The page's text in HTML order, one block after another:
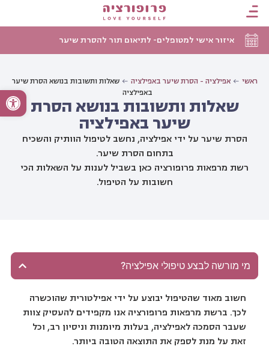
פתח
איזור אישי למטופלים- לתיאום תור להסרת שיער
ראשי אפילציה - הסרת שיער באפילציה
שאלות ותשובות בנושא הסרת שיער
באפילציה
שאלות ותשובות בנושא הסרת
שיער באפילציה
הסרת שיער על ידי אפילציה, נחשב לטיפול הוותיק והשכיח
בתחום הסרת שיער.
רשת מרפאות פרופורציה כאן בשביל לענות על השאלות הכי
חשובות על הטיפול.
מי מורשה לבצע טיפולי אפילציה?
חשוב מאוד שהטיפול יבוצע על ידי אפילטורית שהוכשרה
לכך. ברשת מרפאות פרופורציה אנו מקפידים להעסיק צוות
שעבר הסמכה לאפילציה, בעלות מיומנות וניסיון רב, וכל
זאת על מנת לספק את התוצאה הטובה ביותר.